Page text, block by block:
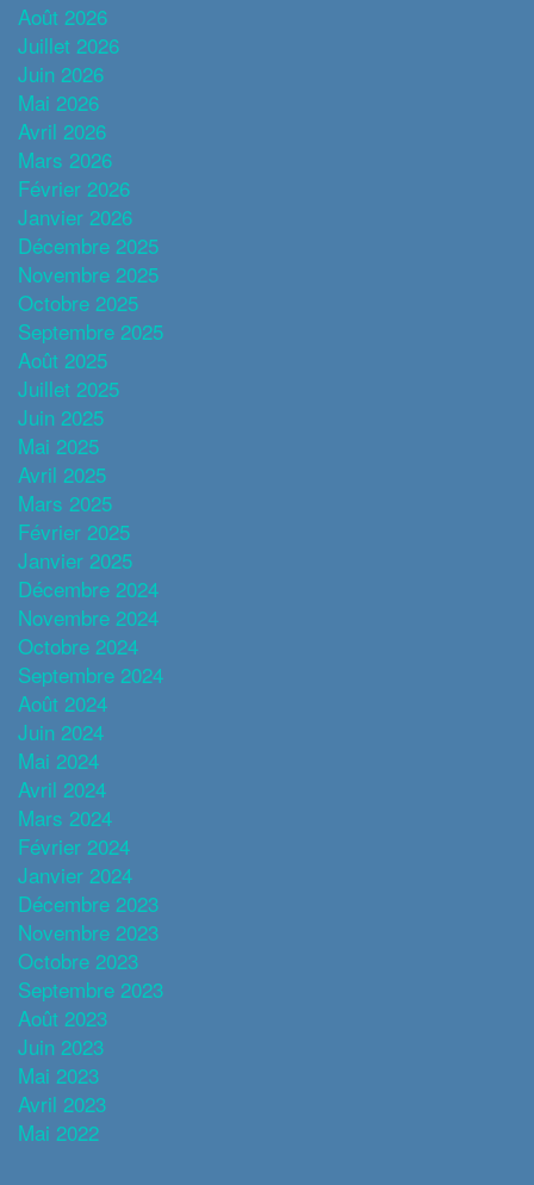
Août 2026
Juillet 2026
Juin 2026
Mai 2026
Avril 2026
Mars 2026
Février 2026
Janvier 2026
Décembre 2025
Novembre 2025
Octobre 2025
Septembre 2025
Août 2025
Juillet 2025
Juin 2025
Mai 2025
Avril 2025
Mars 2025
Février 2025
Janvier 2025
Décembre 2024
Novembre 2024
Octobre 2024
Septembre 2024
Août 2024
Juin 2024
Mai 2024
Avril 2024
Mars 2024
Février 2024
Janvier 2024
Décembre 2023
Novembre 2023
Octobre 2023
Septembre 2023
Août 2023
Juin 2023
Mai 2023
Avril 2023
Mai 2022